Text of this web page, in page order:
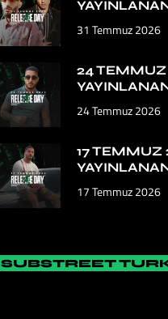
31 Temmuz 2026
24 TEMMUZ
24 Temmuz 2026
17 TEMMUZ
17 Temmuz 2026
SUBSTREET